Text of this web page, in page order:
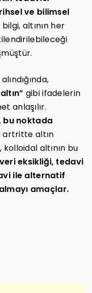
ve bilimsel
altının her
gibi ifadelerin
anlaşılır.
bu noktada
artritte altın
altının bu
eksikliği, tedavi
ile alternatif
amaçlar.